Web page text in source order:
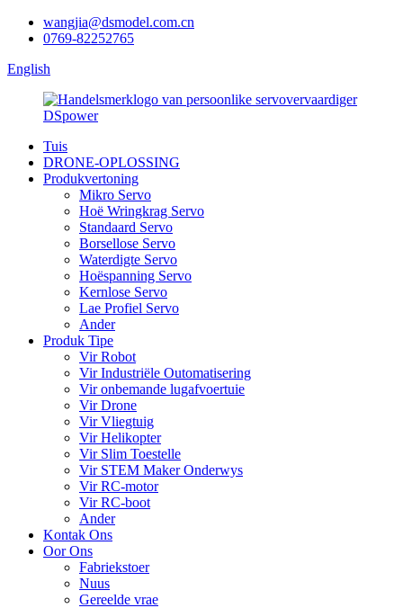
wangjia@dsmodel.com.cn
0769-82252765
English
Tuis
DRONE-OPLOSSING
Produkvertoning
Mikro Servo
Hoë Wringkrag Servo
Standaard Servo
Borsellose Servo
Waterdigte Servo
Hoëspanning Servo
Kernlose Servo
Lae Profiel Servo
Ander
Produk Tipe
Vir Robot
Vir Industriële Outomatisering
Vir onbemande lugafvoertuie
Vir Drone
Vir Vliegtuig
Vir Helikopter
Vir Slim Toestelle
Vir STEM Maker Onderwys
Vir RC-motor
Vir RC-boot
Ander
Kontak Ons
Oor Ons
Fabriekstoer
Nuus
Gereelde vrae